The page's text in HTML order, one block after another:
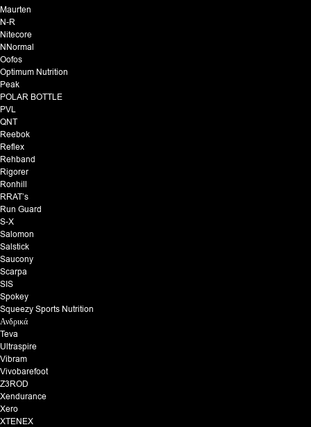
Maurten
N-R
Nitecore
NNormal
Oofos
Optimum Nutrition
Peak
POLAR BOTTLE
PVL
QNT
Reebok
Reflex
Rehband
Rigorer
Ronhill
RRAT’s
Run Guard
S-X
Salomon
Salstick
Saucony
Scarpa
SIS
Spokey
Squeezy Sports Nutrition
Ανδρικά
Teva
Ultraspire
Vibram
Vivobarefoot
Z3ROD
Xendurance
Xero
XTENEX